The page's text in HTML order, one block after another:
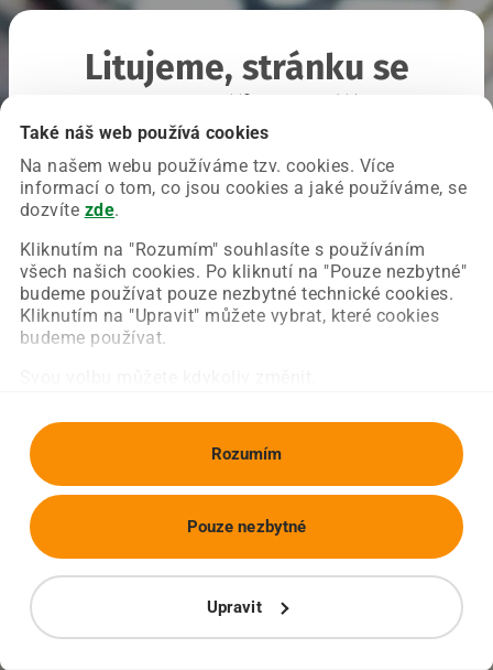
Také náš web používá cookies
Na našem webu používáme tzv. cookies. Více
informací o tom, co jsou cookies a jaké používáme, se
dozvíte zde.
Kliknutím na "Rozumím" souhlasíte s používáním
všech našich cookies. Po kliknutí na "Pouze nezbytné"
budeme používat pouze nezbytné technické cookies.
Kliknutím na "Upravit" můžete vybrat, které cookies
budeme používat.
Rozumím
Upravit
Pouze nezbytné
Litujeme, stránku se
Chyba nastala na naší straně a už ji opravujeme.
Zkuste prosím znovu načíst požadovanou stránku.
Obnovit stránku Úvodní strana